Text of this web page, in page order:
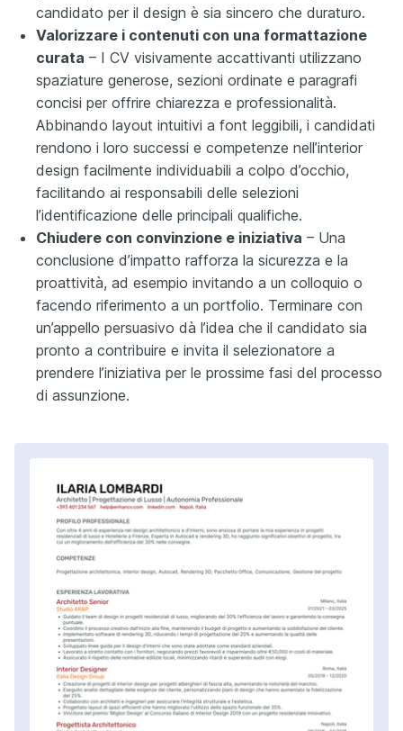
candidato per il design è sia sincero che duraturo.
Valorizzare i contenuti con una formattazione
curata – I CV visivamente accattivanti utilizzano
spaziature generose, sezioni ordinate e paragrafi
concisi per offrire chiarezza e professionalità.
Abbinando layout intuitivi a font leggibili, i candidati
rendono i loro successi e competenze nell’interior
design facilmente individuabili a colpo d’occhio,
facilitando ai responsabili delle selezioni
l’identificazione delle principali qualifiche.
Chiudere con convinzione e iniziativa – Una
conclusione d’impatto rafforza la sicurezza e la
proattività, ad esempio invitando a un colloquio o
facendo riferimento a un portfolio. Terminare con
un’appello persuasivo dà l’idea che il candidato sia
pronto a contribuire e invita il selezionatore a
prendere l’iniziativa per le prossime fasi del processo
di assunzione.